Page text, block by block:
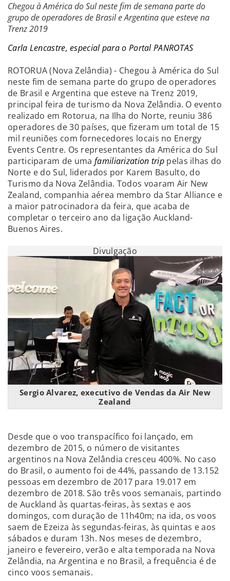
Chegou à América do Sul neste fim de semana parte do
grupo de operadores de Brasil e Argentina que esteve na
Trenz 2019
Carla Lencastre, especial para o Portal PANROTAS
ROTORUA (Nova Zelândia) - Chegou à América do Sul
neste fim de semana parte do grupo de operadores
de Brasil e Argentina que esteve na Trenz 2019,
principal feira de turismo da Nova Zelândia. O evento
realizado em Rotorua, na Ilha do Norte, reuniu 386
operadores de 30 países, que fizeram um total de 15
mil reuniões com fornecedores locais no Energy
Events Centre. Os representantes da América do Sul
participaram de umafamiliarization trip pelas ilhas do
Norte e do Sul, liderados por Karem Basulto, do
Turismo da Nova Zelândia. Todos voaram Air New
Zealand, companhia aérea membro da Star Alliance e
a maior patrocinadora da feira, que acaba de
completar o terceiro ano da ligação Auckland-
Buenos Aires.
Divulgação
Sergio Alvarez, executivo de Vendas da Air New
Zealand
Desde que o voo transpacífico foi lançado, em
dezembro de 2015, o número de visitantes
argentinos na Nova Zelândia cresceu 400%. No caso
do Brasil, o aumento foi de 44%, passando de 13.152
pessoas em dezembro de 2017 para 19.017 em
dezembro de 2018. São três voos semanais, partindo
de Auckland às quartas-feiras, às sextas e aos
domingos, com duração de 11h40m; na ida, os voos
saem de Ezeiza às segundas-feiras, às quintas e aos
sábados e duram 13h. Nos meses de dezembro,
janeiro e fevereiro, verão e alta temporada na Nova
Zelândia, na Argentina e no Brasil, a frequência é de
cinco voos semanais.